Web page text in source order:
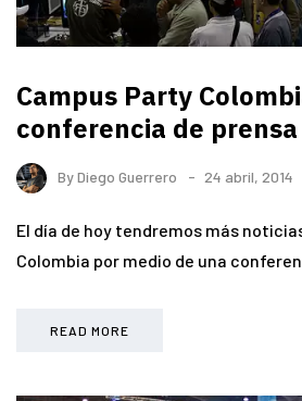
Campus Party
conferencia de prensa
ByDiego Guerrero 24 abril, 2014
El día de hoy tendremos más
Colombia por medio de una
READ MORE